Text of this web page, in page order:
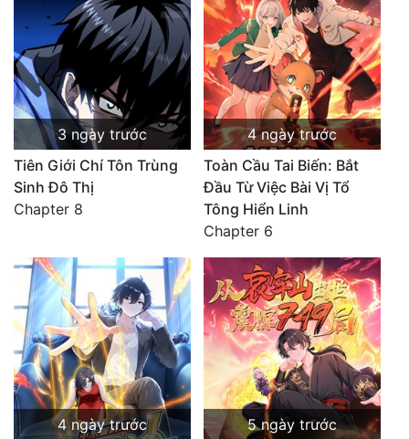
3 ngày trước
Tiên Giới Chí Tôn Trùng
Sinh Đô Thị
Chapter 8
4 ngày trước
Toàn Cầu Tai Biến: Bắt
Đầu Từ Việc Bài Vị Tổ
Tông Hiển Linh
Chapter 6
4 ngày trước
5 ngày trước